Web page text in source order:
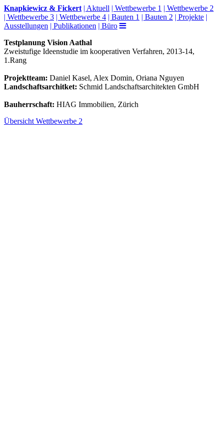
Knapkiewicz & Fickert | Aktuell | Wettbewerbe 1 | Wettbewerbe 2
| Wettbewerbe 3 | Wettbewerbe 4 | Bauten 1 | Bauten 2 | Projekte |
Ausstellungen | Publikationen | Büro
Testplanung Vision Aathal
Zweistufige Ideenstudie im kooperativen Verfahren, 2013-14,
1.Rang
Projektteam: Daniel Kasel, Alex Domin, Oriana Nguyen
Landschaftsarchitket: Schmid Landschaftsarchitekten GmbH
Bauherrschaft: HIAG Immobilien, Zürich
Übersicht Wettbewerbe 2